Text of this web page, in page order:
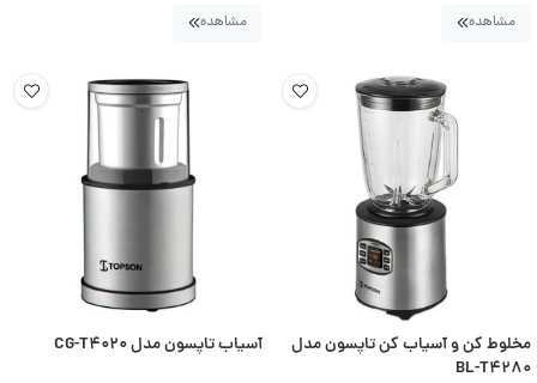
مشاهده مشاهده
مخلوط کن و آسیاب کن تاپسون مدل
BL-T4280
آسیاب تاپسون مدل CG-T4020